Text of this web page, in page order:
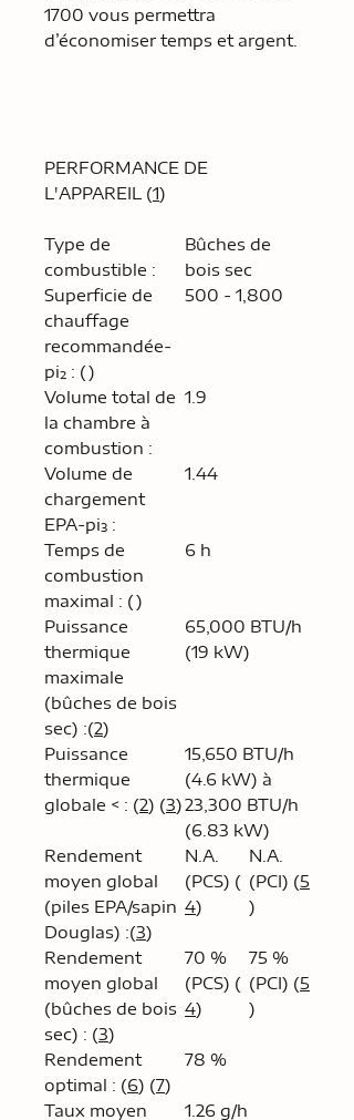
1700 vous permettra
d’économiser temps et argent.
PERFORMANCE DE
L'APPAREIL (1)
Type de
combustible :
Bûches de
bois sec
Superficie de
chauffage
recommandée-
pi² : ()
500 - 1,800
Volume total de
la chambre à
combustion :
1.9
Volume de
chargement
EPA-pi³ :
1.44
Temps de
combustion
maximal : ()
6 h
Puissance
thermique
maximale
(bûches de bois
sec) :(2)
65,000 BTU/h
(19 kW)
Puissance
thermique
globale < : (2) (3)
15,650 BTU/h
(4.6 kW) à
23,300 BTU/h
(6.83 kW)
Rendement
moyen global
(piles EPA/sapin
Douglas) :(3)
N.A.
(PCS) (
4)
N.A.
(PCI) (5
)
Rendement
moyen global
(bûches de bois
sec) : (3)
70 %
(PCS) (
4)
75 %
(PCI) (5
)
Rendement
optimal : (6) (7)
78 %
Taux moyen 1.26 g/h